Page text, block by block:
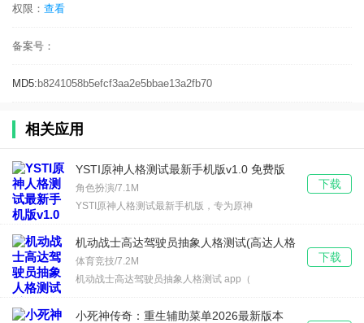
权限： 查看
备案号：
MD5: b8241058b5efcf3aa2e5bbae13a2fb70
相关应用
YSTI原神人格测试最新手机版v1.0 免费版
角色扮演/7.1M
YSTI原神人格测试最新手机版，专为原神
下载
机动战士高达驾驶员抽象人格测试(高达人格
测试app)v1.0 安卓版
体育竞技/7.2M
机动战士高达驾驶员抽象人格测试 app（
下载
小死神传奇：重生辅助菜单2026最新版本